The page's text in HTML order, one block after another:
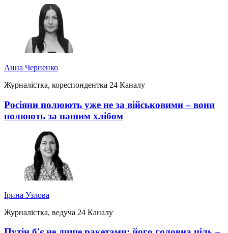
Анна Черненко
Журналістка, кореспондентка 24 Каналу
Росіяни полюють уже не за військовими – вони
полюють за нашим хлібом
Ірина Узлова
Журналістка, ведуча 24 Каналу